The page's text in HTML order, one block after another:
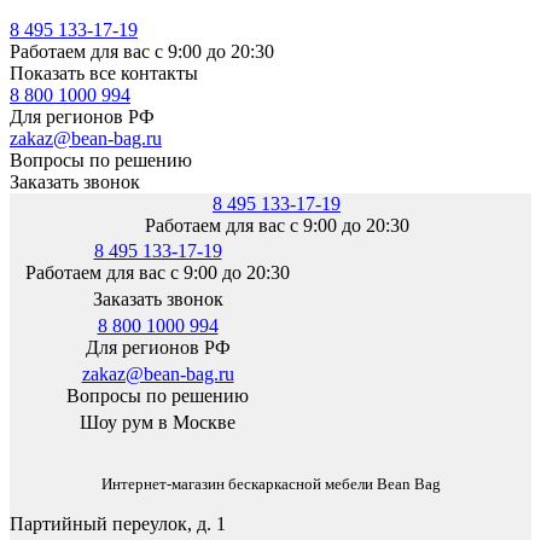
8 495 133-17-19
Работаем для вас с 9:00 до 20:30
Показать все контакты
8 800 1000 994
Для регионов РФ
zakaz@bean-bag.ru
Вопросы по решению
Заказать звонок
8 495 133-17-19
Работаем для вас с 9:00 до 20:30
8 495 133-17-19
Работаем для вас с 9:00 до 20:30
Заказать звонок
8 800 1000 994
Для регионов РФ
zakaz@bean-bag.ru
Вопросы по решению
Шоу рум в Москве
Интернет-магазин бескаркасной мебели Bean Bag
Партийный переулок, д. 1